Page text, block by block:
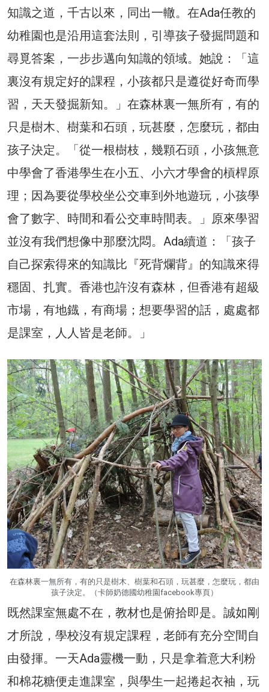
知識之道，千古以來，同出一轍。在Ada任教的
幼稚園也是沿用這套法則，引導孩子發掘問題和
尋覓答案，一步步邁向知識的領域。她說：「這
裏沒有規定好的課程，小孩都只是遵從好奇而學
習，天天發掘新知。」在森林裏一無所有，有的
只是樹木、樹葉和石頭，玩甚麼，怎麼玩，都由
孩子決定。「從一根樹枝，幾顆石頭，小孩無意
中學會了香港學生在小五、小六才學會的槓桿原
理；因為要從學校坐公交車到外地遊玩，小孩學
會了數字、時間和看公交車時間表。」原來學習
並沒有我們想像中那麼沈悶。Ada續道：「孩子
自己探索得來的知識比『死背爛背』的知識來得
穩固、扎實。香港也許沒有森林，但香港有超級
市場，有地鐡，有商場；想要學習的話，處處都
是課室，人人皆是老師。」
在森林裏一無所有，有的只是樹木、樹葉和石頭，玩甚麼，怎麼玩，都由
孩子決定。（卡師奶德國幼稚園facebook專頁）
既然課室無處不在，教材也是俯拾即是。誠如剛
才所說，學校沒有規定課程，老師有充分空間自
由發揮。一天Ada靈機一動，只是拿着意大利粉
和棉花糖便走進課室，與學生一起捲起衣袖，玩